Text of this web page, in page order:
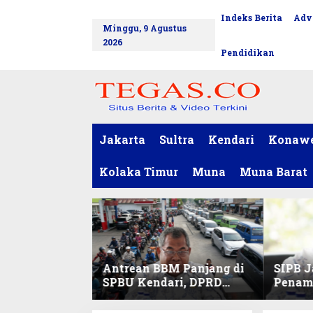
Minggu, 9 Agustus
2026
Indeks Berita
Pendidikan
Jakarta Sultra Kendari
Kolaka Timur Muna Muna Barat
Antrean BBM Panjang di
SPBU Kendari, DPRD
Sultra Duga Sistem
SIPB